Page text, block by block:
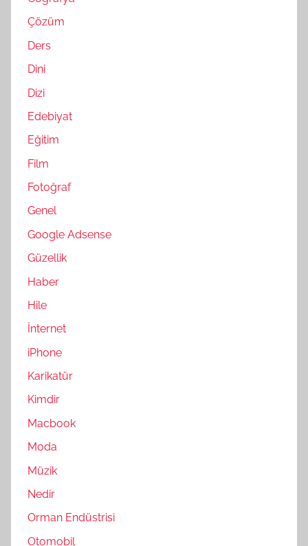
Çözüm
Ders
Dini
Dizi
Edebiyat
Eğitim
Film
Fotoğraf
Genel
Google Adsense
Güzellik
Haber
Hile
İnternet
iPhone
Karikatür
Kimdir
Macbook
Moda
Müzik
Nedir
Orman Endüstrisi
Otomobil